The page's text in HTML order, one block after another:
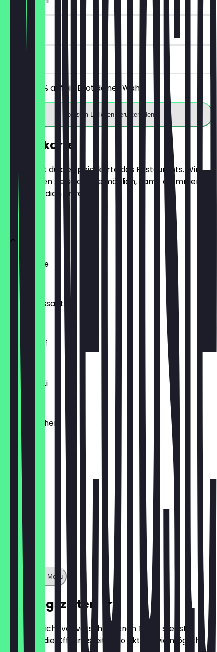
14 Tage
Erhalte 30% auf ein Brot deiner Wahl.
App zum Einlösen herunterladen
Speisekarte
Hier findest du die Speisekarte des Restaurants. Wir
aktualisieren sie so oft wie möglich, damit du immer
weißt, was dich erwartet.
Ofenfrische
0,54 €
Buttercroissant
1,80 €
Laugenzopf
1,20 €
Dinkelkrusti
1,10 €
Käsebrötchen
1,60 €
Zeige ganzes Menü
Öffnungszeiten
Damit du nicht vor verschlossenen Türen stehst,
halten wir die Öffnungszeiten so aktuell wie möglich.